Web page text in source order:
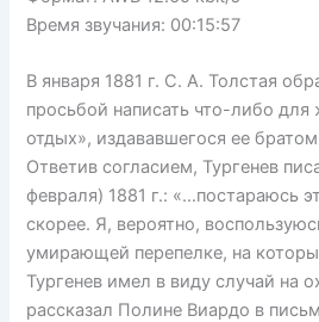
Время звучания: 00:15:57
В января 1881 г. С. А. Толстая
просьбой написать что-либо для
отдых», издававшегося ее
Ответив согласием, Тургенев
февраля) 1881 г.: «…постараюсь
скорее. Я, вероятно,
умирающей перепелке, на
Тургенев имел в виду случай на
рассказал Полине Виардо в